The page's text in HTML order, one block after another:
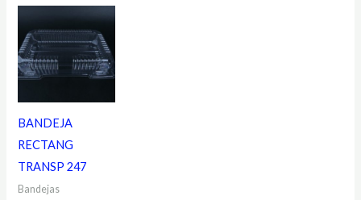
BANDEJA
RECTANG
TRANSP 247
Bandejas